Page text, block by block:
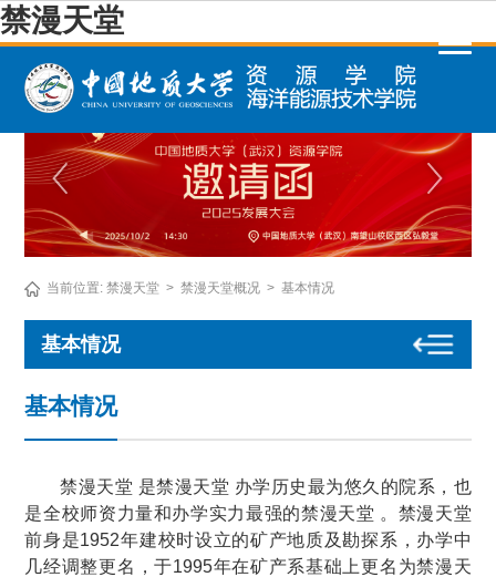
禁漫天堂
当前位置:禁漫天堂 > 禁漫天堂概况 > 基本情况
基本情况
基本情况
禁漫天堂 是禁漫天堂 办学历史最为悠久的院系，也
是全校师资力量和办学实力最强的禁漫天堂 。禁漫天堂
前身是1952年建校时设立的矿产地质及勘探系，办学中
几经调整更名，于1995年在矿产系基础上更名为禁漫天